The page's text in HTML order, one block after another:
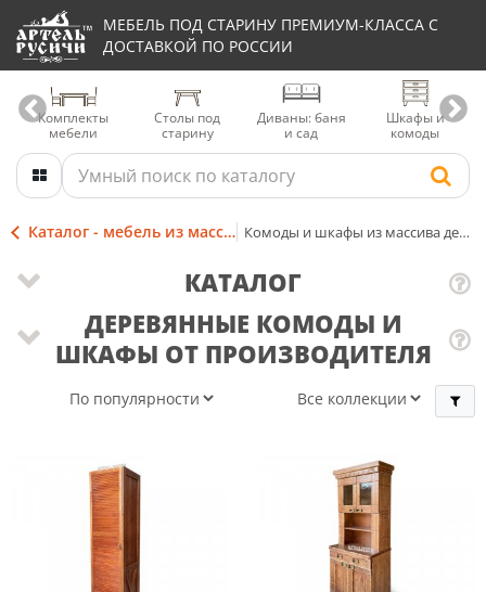
МЕБЕЛЬ ПОД СТАРИНУ ПРЕМИУМ-КЛАССА С
ДОСТАВКОЙ ПО РОССИИ
Комплекты
мебели
Столы под
старину
Диваны: баня
и сад
Шкафы и
комоды
Каталог - мебель из массива Комоды и шкафы из массива дерева
ДЕРЕВЯННЫЕ КОМОДЫ И
ШКАФЫ ОТ ПРОИЗВОДИТЕЛЯ
КАТАЛОГ